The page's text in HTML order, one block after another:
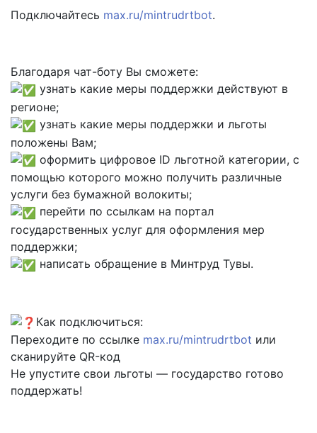
Подключайтесь max.ru/mintrudrtbot.
Благодаря чат-боту Вы сможете:
узнать какие меры поддержки действуют в
регионе;
узнать какие меры поддержки и льготы
положены Вам;
оформить цифровое ID льготной категории, с
помощью которого можно получить различные
услуги без бумажной волокиты;
перейти по ссылкам на портал
государственных услуг для оформления мер
поддержки;
написать обращение в Минтруд Тувы.
Как подключиться:
Переходите по ссылке max.ru/mintrudrtbot или
сканируйте QR-код
Не упустите свои льготы — государство готово
поддержать!